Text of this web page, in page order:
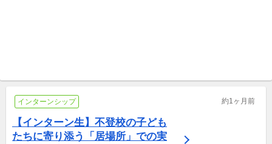
インターンシップ 約1ヶ月前
【インターン生】不登校の子ども
たちに寄り添う「居場所」での実